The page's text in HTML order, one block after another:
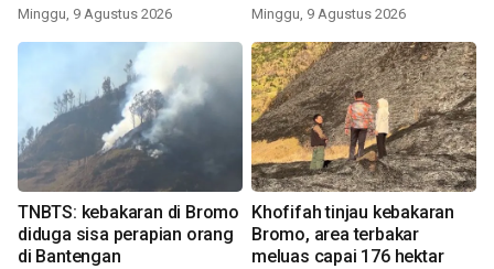
Minggu, 9 Agustus 2026 Minggu, 9 Agustus 2026
TNBTS: kebakaran di Bromo
diduga sisa perapian orang
di Bantengan
Khofifah tinjau kebakaran
Bromo, area terbakar
meluas capai 176 hektar